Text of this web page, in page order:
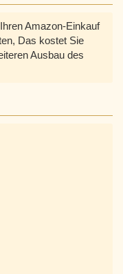
Amazon-Einkauf
Das kostet Sie
Ausbau des